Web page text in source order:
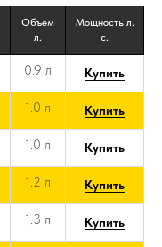
Объем
л.
Мощность л.
с.
0.9 л Купить
1.0 л Купить
1.0 л Купить
1.2 л Купить
1.3 л Купить